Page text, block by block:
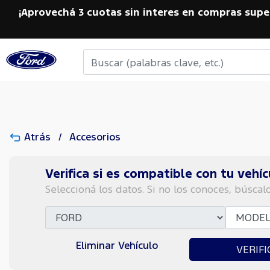
¡Aprovechá 3 cuotas sin interes en compras
Atrás Accesorios
Verifica si es compatible con tu
Seleccioná los datos. Si no los conoces,
Eliminar Vehículo